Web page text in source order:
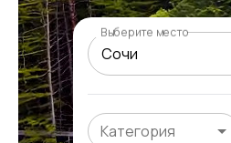
Выберите место
Категория